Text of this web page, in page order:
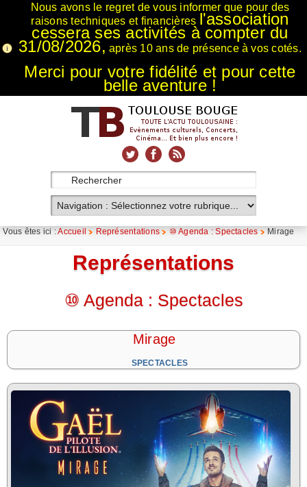
Nous avons le regret de vous informer que pour des
raisons techniques et financières l'association
cessera ses activités à compter du
31/08/2026, après 10 ans de présence à vos cotés.
Merci pour votre fidélité et pour cette
belle aventure !
Vous êtes ici :Accueil Représentations ⑩ Agenda : Spectacles Mirage
Représentations
⑩ Agenda : Spectacles
Mirage
SPECTACLES